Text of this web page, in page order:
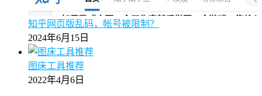
知乎网页版乱码，帐号被限制？
2024年6月15日
图床工具推荐
2022年4月6日